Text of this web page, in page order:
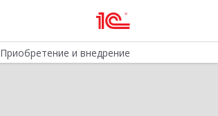
Приобретение и внедрение